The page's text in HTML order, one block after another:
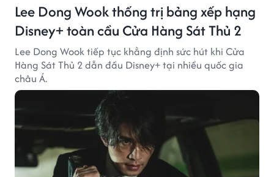
Lee Dong Wook thống trị bảng xếp hạng
Disney+ toàn cầu Cửa Hàng Sát Thủ 2
Lee Dong Wook tiếp tục khẳng định sức hút khi Cửa
Hàng Sát Thủ 2 dẫn đầu Disney+ tại nhiều quốc gia
châu Á.